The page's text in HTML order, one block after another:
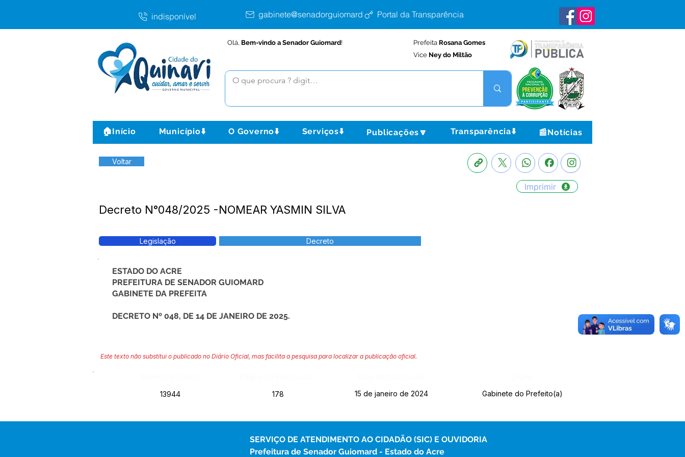
indisponível gabinete@senadorguiomard.ac.gov.brPortal da Transparência
Olá, Bem-vindo a Senador Guiomard! Prefeita Rosana Gomes
Vice Ney do Miltão
🏠Início Município⬇️ O Governo⬇️ Serviços⬇️ Publicações🔽 Transparência⬇️ 📰Notícias
Voltar
Imprimir
Decreto N°048/2025 -NOMEAR YASMIN SILVA
Legislação Decreto
ESTADO DO ACRE
PREFEITURA DE SENADOR GUIOMARD
GABINETE DA PREFEITA
DECRETO Nº 048, DE 14 DE JANEIRO DE 2025.
Este texto não substitui o publicado no Diário Oficial, mas facilita a pesquisa para localizar a publicação oficial.
13944
178 15 de janeiro de 2024 Gabinete do Prefeito(a)
SERVIÇO DE ATENDIMENTO AO CIDADÃO (SIC) E OUVIDORIA
Prefeitura de Senador Guiomard - Estado do Acre